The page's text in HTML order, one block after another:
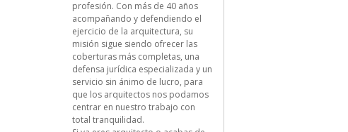
profesión. Con más de 40 años
acompañando y defendiendo el
ejercicio de la arquitectura, su
misión sigue siendo ofrecer las
coberturas más completas, una
defensa jurídica especializada y un
servicio sin ánimo de lucro, para
que los arquitectos nos podamos
centrar en nuestro trabajo con
total tranquilidad.